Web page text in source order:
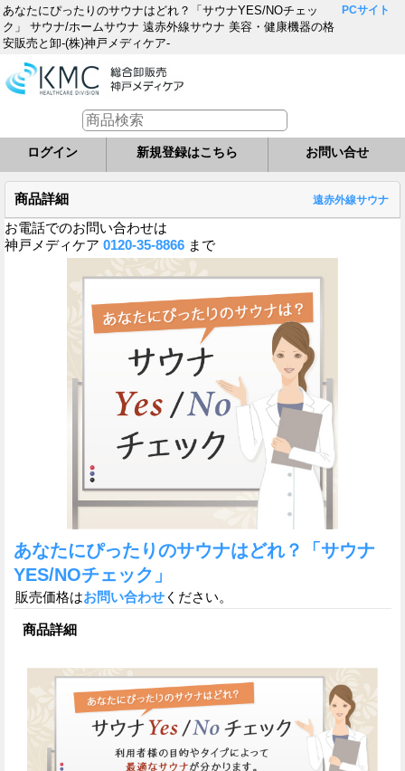
あなたにぴったりのサウナはどれ？「サウナYES/NOチェッ
ク」 サウナ/ホームサウナ 遠赤外線サウナ 美容・健康機器の格
安販売と卸-(株)神戸メディケア-
PCサイト
ログイン 新規登録はこちら お問い合せ
商品詳細 遠赤外線サウナ
お電話でのお問い合わせは
神戸メディケア 0120-35-8866 まで
あなたにぴったりのサウナはどれ？「サウナ
YES/NOチェック」
販売価格はお問い合わせ ください。
商品詳細